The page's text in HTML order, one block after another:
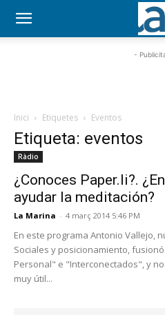
-
Inici Etiquetes Eventos
Etiqueta: eventos
Ràdio
¿Conoces Paper.li?.
ayudar la meditación?
La Marina - 4 març 2014 5:46 PM
En este programa Antonio Vallejo,
Sociales y posicionamiento,
Personal" e "Interconectados", y
muy útil...